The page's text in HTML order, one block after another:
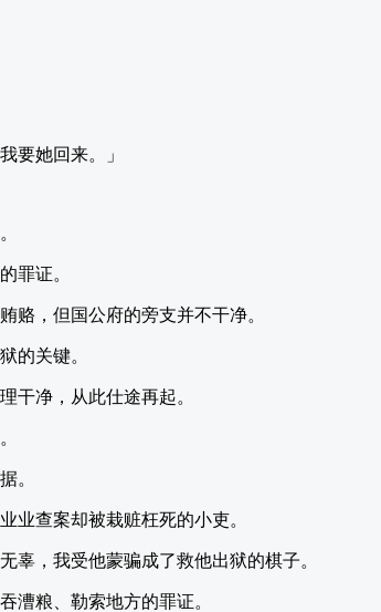
要她回来。」
罪证。
赂，但国公府的旁支并不干净。
的关键。
干净，从此仕途再起。
。
业查案却被栽赃枉死的小吏。
辜，我受他蒙骗成了救他出狱的棋子。
漕粮、勒索地方的罪证。